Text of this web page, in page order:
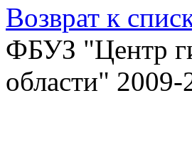
Возврат к
ФБУЗ "Центр
области"